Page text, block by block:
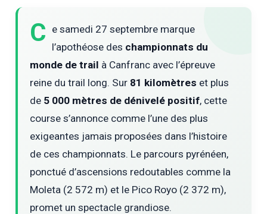
C e samedi 27 septembre marque
l’apothéose des championnats du
monde de trail à Canfranc avec l’épreuve
reine du trail long. Sur 81 kilomètres et plus
de 5 000 mètres de dénivelé positif, cette
course s’annonce comme l’une des plus
exigeantes jamais proposées dans l’histoire
de ces championnats. Le parcours pyrénéen,
ponctué d’ascensions redoutables comme la
Moleta (2 572 m) et le Pico Royo (2 372 m),
promet un spectacle grandiose.